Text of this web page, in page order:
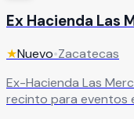
Ex Hacienda Las
★Nuevo•Zacatecas
Ex-Hacienda Las
recinto para eventos